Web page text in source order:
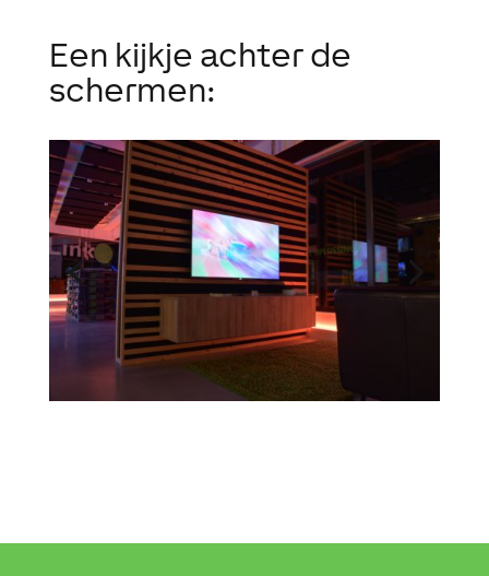
Een kijkje achter de
schermen: